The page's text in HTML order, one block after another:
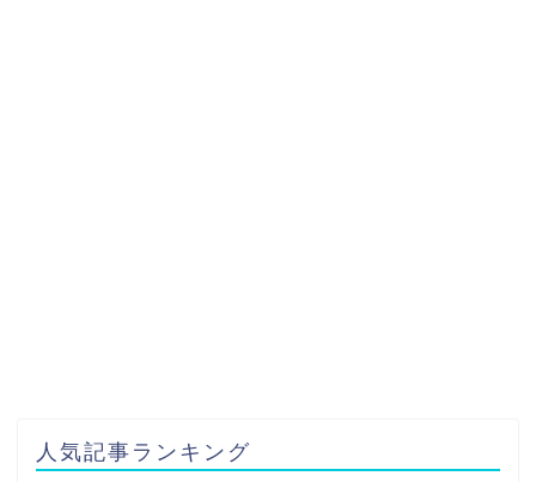
人気記事ランキング